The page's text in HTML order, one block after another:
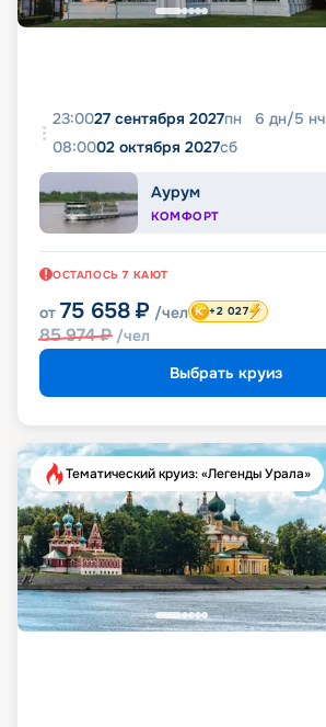
23:0027 сентября 2027пн 6 дн/5 нч
08:0002 октября 2027сб
Аурум
КОМФОРТ
ОСТАЛОСЬ 7 КАЮТ
от 75 658 ₽ /чел
85 974₽ /чел
+2 027
Выбрать круиз
Тематический круиз: «Легенды Урала»